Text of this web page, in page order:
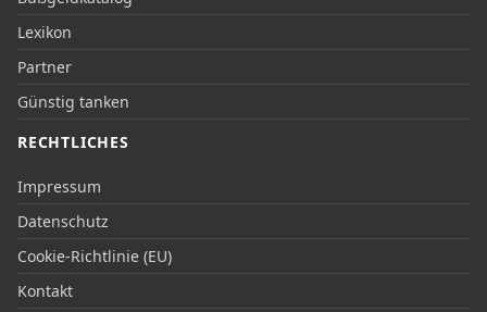
Lexikon
Partner
Günstig tanken
RECHTLICHES
Impressum
Datenschutz
Cookie-Richtlinie (EU)
Kontakt